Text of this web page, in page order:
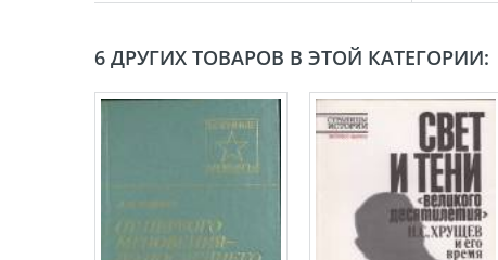
6 ДРУГИХ ТОВАРОВ В ЭТОЙ КАТЕГОРИИ: